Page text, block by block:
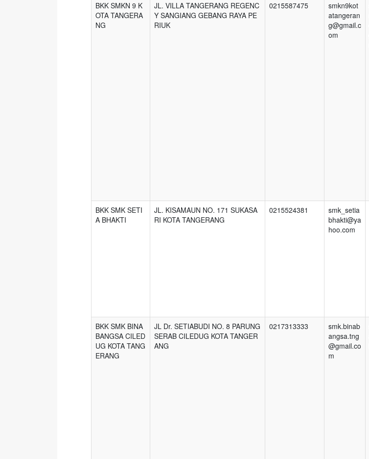
BKK SMKN 9 K
OTA TANGERA
NG
JL. VILLA TANGERANG REGENC
Y SANGIANG GEBANG RAYA PE
RIUK
0215587475
smkn9kot
atangeran
g@gmail.c
om
BKK SMK SETI
A BHAKTI
JL. KISAMAUN NO. 171 SUKASA
RI KOTA TANGERANG
0215524381
smk_setia
bhakti@ya
hoo.com
BKK SMK BINA
BANGSA CILED
UG KOTA TANG
ERANG
JL Dr. SETIABUDI NO. 8 PARUNG
SERAB CILEDUG KOTA TANGER
ANG
0217313333
smk.binab
angsa.tng
@gmail.co
m